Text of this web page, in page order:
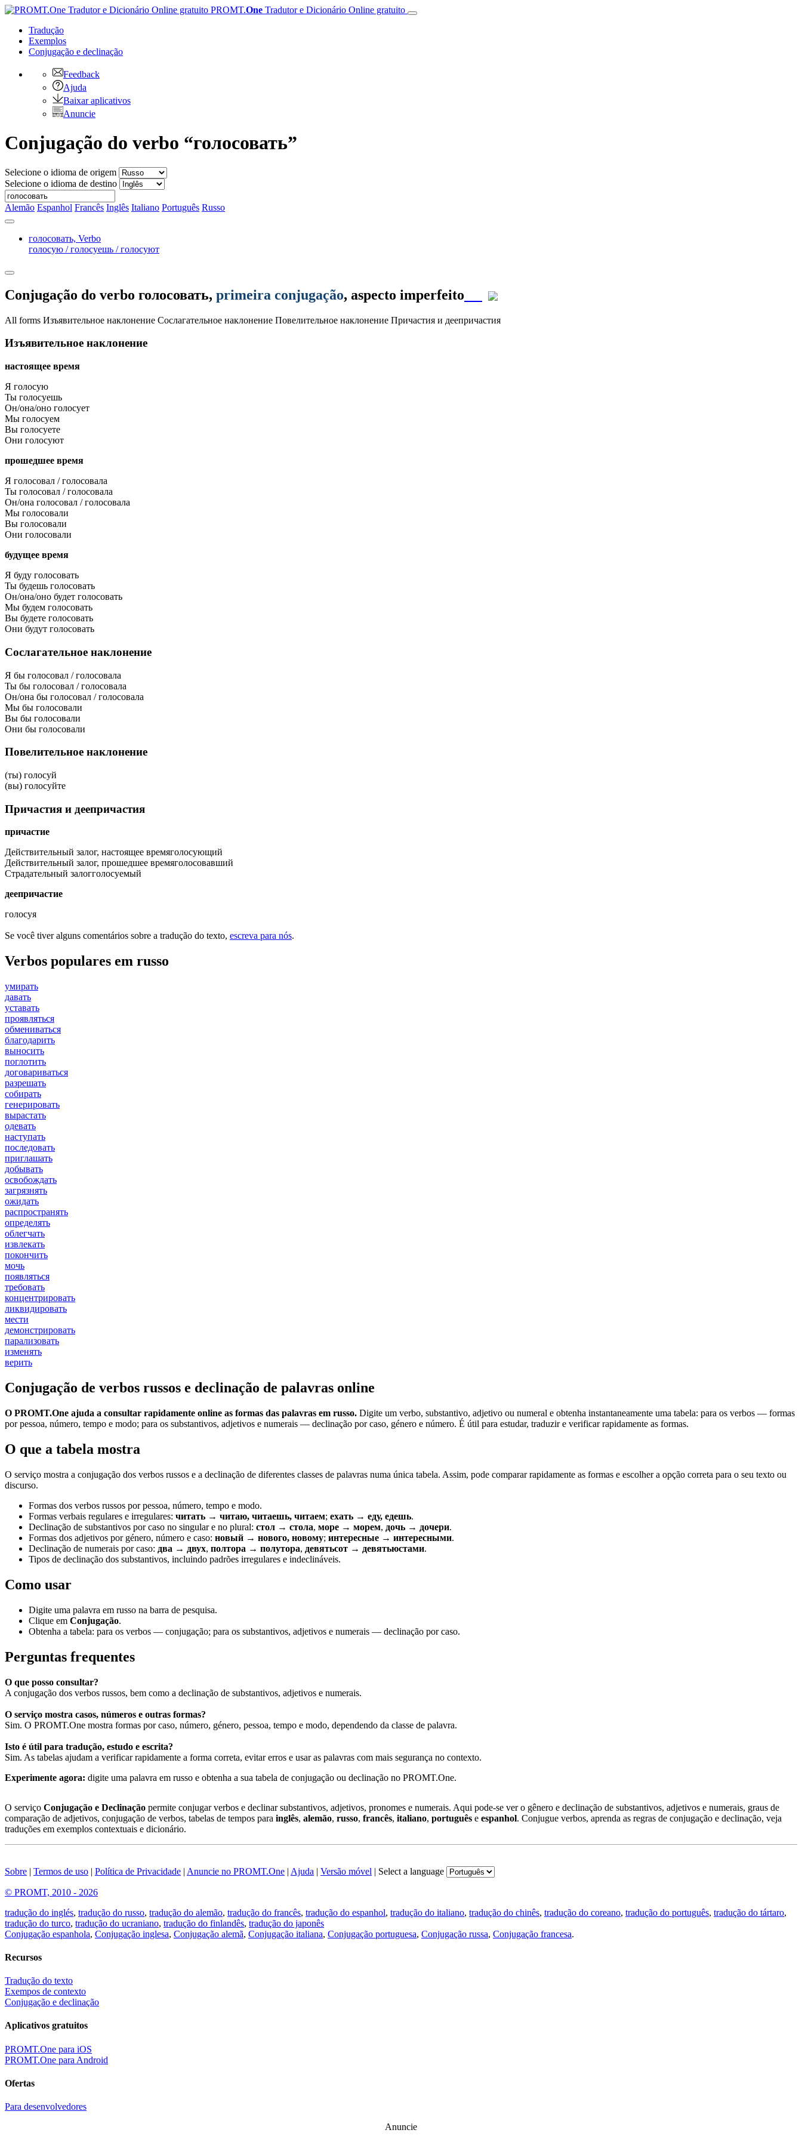
PROMT.One Tradutor e Dicionário Online gratuito
Tradução
Exemplos
Conjugação e declinação
Feedback
Ajuda
Baixar aplicativos
Anuncie
Conjugação do verbo “голосовать”
Selecione o idioma de origem
Selecione o idioma de destino
Alemão Espanhol Francês Inglês Italiano Português Russo
голосовать, Verbo
голосую / голосуешь / голосуют
Conjugação do verbo голосовать, primeira conjugação, aspecto imperfeito
All forms Изъявительное наклонение Сослагательное наклонение Повелительное наклонение Причастия и деепричастия
Изъявительное наклонение
настоящее время
Я голосую
Ты голосуешь
Он/она/оно голосует
Мы голосуем
Вы голосуете
Они голосуют
прошедшее время
Я голосовал / голосовала
Ты голосовал / голосовала
Он/она голосовал / голосовала
Мы голосовали
Вы голосовали
Они голосовали
будущее время
Я буду голосовать
Ты будешь голосовать
Он/она/оно будет голосовать
Мы будем голосовать
Вы будете голосовать
Они будут голосовать
Сослагательное наклонение
Я бы голосовал / голосовала
Ты бы голосовал / голосовала
Он/она бы голосовал / голосовала
Мы бы голосовали
Вы бы голосовали
Они бы голосовали
Повелительное наклонение
(ты) голосуй
(вы) голосуйте
Причастия и деепричастия
причастие
Действительный залог, настоящее времяголосующий
Действительный залог, прошедшее времяголосовавший
Страдательный залогголосуемый
деепричастие
голосуя
Se você tiver alguns comentários sobre a tradução do texto, escreva para nós.
Verbos populares em russo
умирать
давать
уставать
проявляться
обмениваться
благодарить
выносить
поглотить
договариваться
разрешать
собирать
генерировать
вырастать
одевать
наступать
последовать
приглашать
добывать
освобождать
загрязнять
ожидать
распространять
определять
облегчать
извлекать
покончить
мочь
появляться
требовать
концентрировать
ликвидировать
мести
демонстрировать
парализовать
изменять
верить
Conjugação de verbos russos e declinação de palavras online
O PROMT.One ajuda a consultar rapidamente online as formas das palavras em russo. Digite um verbo, substantivo, adjetivo ou numeral e obtenha instantaneamente uma tabela: para os verbos — formas
por pessoa, número, tempo e modo; para os substantivos, adjetivos e numerais — declinação por caso, género e número. É útil para estudar, traduzir e verificar rapidamente as formas.
O que a tabela mostra
O serviço mostra a conjugação dos verbos russos e a declinação de diferentes classes de palavras numa única tabela. Assim, pode comparar rapidamente as formas e escolher a opção correta para o seu texto ou
discurso.
Formas dos verbos russos por pessoa, número, tempo e modo.
Formas verbais regulares e irregulares: читать → читаю, читаешь, читаем; ехать → еду, едешь.
Declinação de substantivos por caso no singular e no plural: стол → стола, море → морем, дочь → дочери.
Formas dos adjetivos por género, número e caso: новый → нового, новому; интересные → интересными.
Declinação de numerais por caso: два → двух, полтора → полутора, девятьсот → девятьюстами.
Tipos de declinação dos substantivos, incluindo padrões irregulares e indeclináveis.
Como usar
Digite uma palavra em russo na barra de pesquisa.
Clique em Conjugação.
Obtenha a tabela: para os verbos — conjugação; para os substantivos, adjetivos e numerais — declinação por caso.
Perguntas frequentes
O que posso consultar?
A conjugação dos verbos russos, bem como a declinação de substantivos, adjetivos e numerais.
O serviço mostra casos, números e outras formas?
Sim. O PROMT.One mostra formas por caso, número, género, pessoa, tempo e modo, dependendo da classe de palavra.
Isto é útil para tradução, estudo e escrita?
Sim. As tabelas ajudam a verificar rapidamente a forma correta, evitar erros e usar as palavras com mais segurança no contexto.
Experimente agora: digite uma palavra em russo e obtenha a sua tabela de conjugação ou declinação no PROMT.One.
O serviço Conjugação e Declinação permite conjugar verbos e declinar substantivos, adjetivos, pronomes e numerais. Aqui pode-se ver o gênero e declinação de substantivos, adjetivos e numerais, graus de
comparação de adjetivos, conjugação de verbos, tabelas de tempos para inglês, alemão, russo, francês, italiano, português e espanhol. Conjugue verbos, aprenda as regras de conjugação e declinação, veja
traduções em exemplos contextuais e dicionário.
Sobre | Termos de uso | Política de Privacidade | Anuncie no PROMT.One | Ajuda | Versão móvel | Select a language
© PROMT, 2010 - 2026
tradução do inglés, tradução do russo, tradução do alemão, tradução do francês, tradução do espanhol, tradução do italiano, tradução do chinês, tradução do coreano, tradução do português, tradução do tártaro,
tradução do turco, tradução do ucraniano, tradução do finlandês, tradução do japonês
Conjugação espanhola, Conjugação inglesa, Conjugação alemã, Conjugação italiana, Conjugação portuguesa, Conjugação russa, Conjugação francesa.
Recursos
Tradução do texto
Exempos de contexto
Conjugação e declinação
Aplicativos gratuitos
PROMT.One para iOS
PROMT.One para Android
Ofertas
Para desenvolvedores
Anuncie